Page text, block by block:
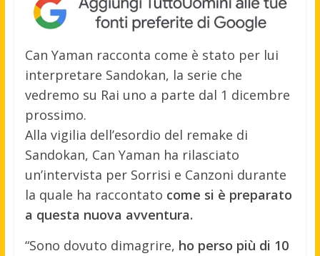
Can Yaman racconta come è stato per lui
interpretare Sandokan, la serie che
vedremo su Rai uno a parte dal 1 dicembre
prossimo.
Alla vigilia dell’esordio del remake di
Sandokan, Can Yaman ha rilasciato
un’intervista per Sorrisi e Canzoni durante
la quale ha raccontato come si è preparato
a questa nuova avventura.
“Sono dovuto dimagrire, ho perso più di 10